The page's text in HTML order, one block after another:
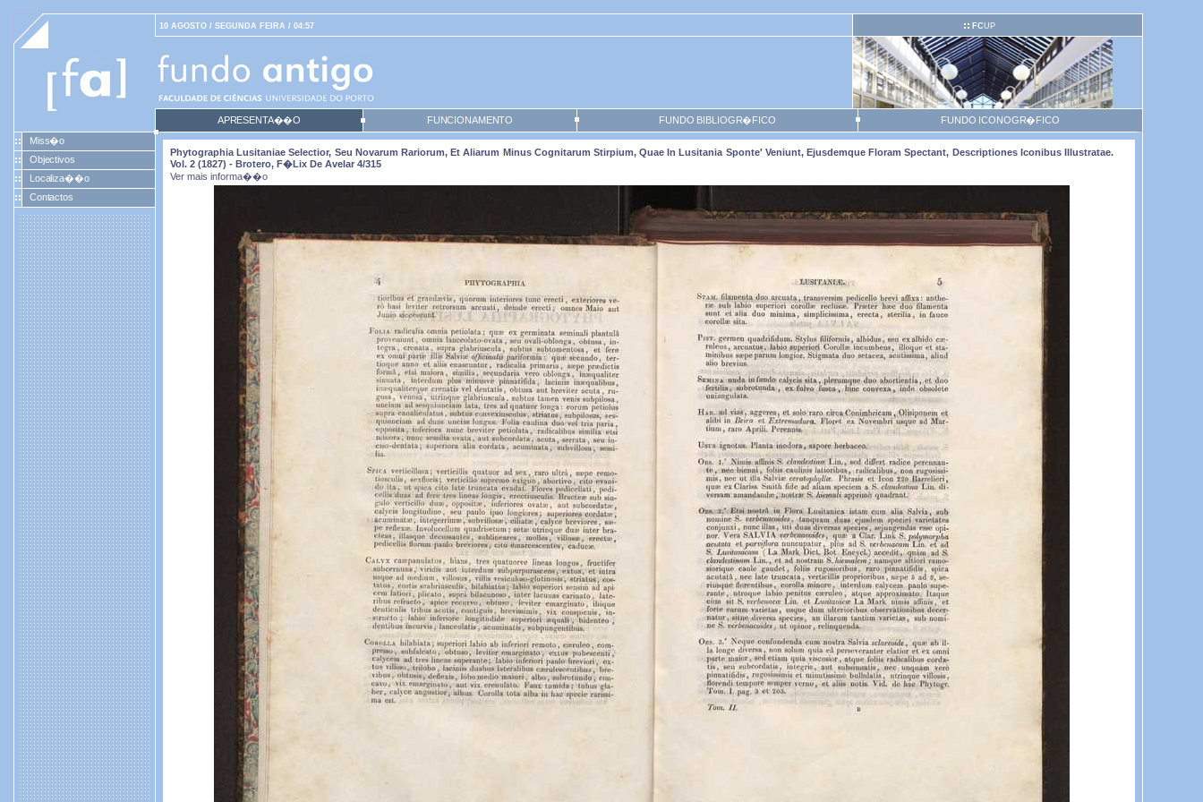
10 AGOSTO / SEGUNDA FEIRA / 04:57 FCUP
APRESENTA��O FUNCIONAMENTO FUNDO BIBLIOGR�FICO
FUNDO ICONOGR�FICO
Miss�o
Objectivos
Localiza��o
Contactos
Phytographia Lusitaniae Selectior, Seu Novarum Rariorum, Et Aliarum Minus Cognitarum Stirpium, Quae In Lusitania Sponte' Veniunt, Ejusdemque Floram Spectant, Descriptiones Iconibus Illustratae.
Vol. 2 (1827) - Brotero, F�lix De Avelar 4/315
Ver mais informa��o